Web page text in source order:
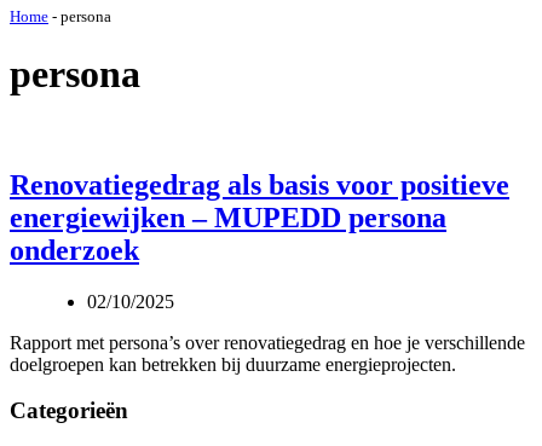
Home - persona
persona
Renovatiegedrag als basis voor positieve
energiewijken – MUPEDD persona
onderzoek
02/10/2025
Rapport met persona’s over renovatiegedrag en hoe je verschillende
doelgroepen kan betrekken bij duurzame energieprojecten.
Categorieën